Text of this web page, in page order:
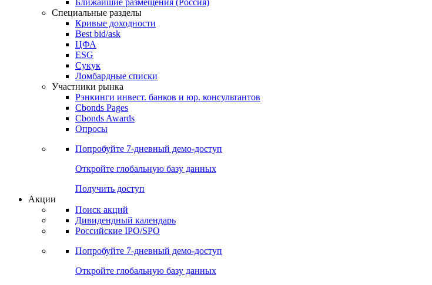
Ближайшие размещения (Россия)
Специальные разделы
Кривые доходности
Best bid/ask
ЦФА
ESG
Сукук
Ломбардные списки
Участники рынка
Рэнкинги инвест. банков и юр. консультантов
Cbonds Pages
Cbonds Awards
Опросы
Попробуйте 7-дневный демо-доступ
Откройте глобальную базу данных
Получить доступ
Акции
Поиск акций
Дивидендный календарь
Российские IPO/SPO
Попробуйте 7-дневный демо-доступ
Откройте глобальную базу данных